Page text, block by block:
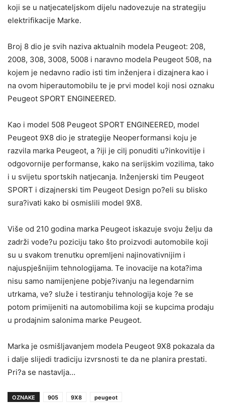
koji se u natjecateljskom dijelu nadovezuje na strategiju
elektrifikacije Marke.
Broj 8 dio je svih naziva aktualnih modela Peugeot: 208,
2008, 308, 3008, 5008 i naravno modela Peugeot 508, na
kojem je nedavno radio isti tim inženjera i dizajnera kao i
na ovom hiperautomobilu te je prvi model koji nosi oznaku
Peugeot SPORT ENGINEERED.
Kao i model 508 Peugeot SPORT ENGINEERED, model
Peugeot 9X8 dio je strategije Neoperformansi koju je
razvila marka Peugeot, a ?iji je cilj ponuditi u?inkovitije i
odgovornije performanse, kako na serijskim vozilima, tako
i u svijetu sportskih natjecanja. Inženjerski tim Peugeot
SPORT i dizajnerski tim Peugeot Design po?eli su blisko
sura?ivati kako bi osmislili model 9X8.
Više od 210 godina marka Peugeot iskazuje svoju želju da
zadrži vode?u poziciju tako što proizvodi automobile koji
su u svakom trenutku opremljeni najinovativnijim i
najuspješnijim tehnologijama. Te inovacije na kota?ima
nisu samo namijenjene pobje?ivanju na legendarnim
utrkama, ve? služe i testiranju tehnologija koje ?e se
potom primijeniti na automobilima koji se kupcima prodaju
u prodajnim salonima marke Peugeot.
Marka je osmišljavanjem modela Peugeot 9X8 pokazala da
i dalje slijedi tradiciju izvrsnosti te da ne planira prestati.
Pri?a se nastavlja…
OZNAKE 905 9X8 peugeot